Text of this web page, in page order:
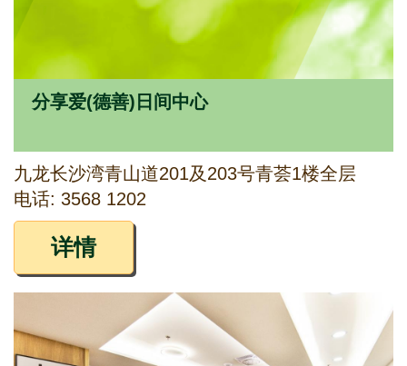
分享爱(德善)日间中心
九龙长沙湾青山道201及203号青荟1楼全层
电话: 3568 1202
详情